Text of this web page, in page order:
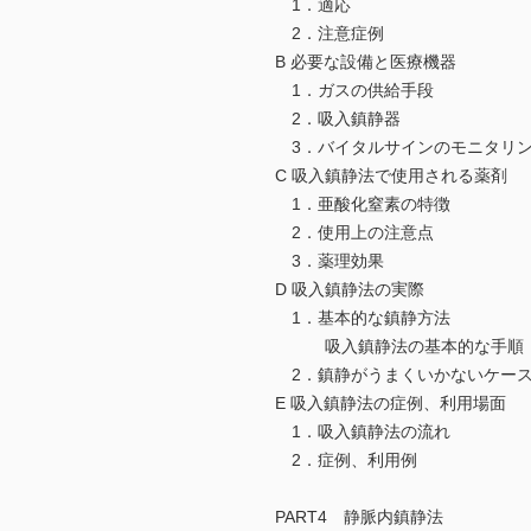
1．適応
2．注意症例
B 必要な設備と医療機器
1．ガスの供給手段
2．吸入鎮静器
3．バイタルサインのモニタリ
C 吸入鎮静法で使用される薬剤
1．亜酸化窒素の特徴
2．使用上の注意点
3．薬理効果
D 吸入鎮静法の実際
1．基本的な鎮静方法
吸入鎮静法の基本的な手順
2．鎮静がうまくいかないケース
E 吸入鎮静法の症例、利用場面
1．吸入鎮静法の流れ
2．症例、利用例
PART4 静脈内鎮静法